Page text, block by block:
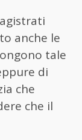
anche le
tale
di
che
che il